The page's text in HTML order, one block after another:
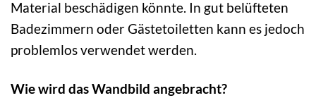
Material beschädigen könnte. In gut belüfteten
Badezimmern oder Gästetoiletten kann es jedoch
problemlos verwendet werden.
Wie wird das Wandbild angebracht?